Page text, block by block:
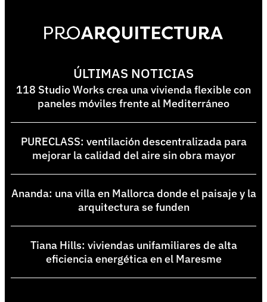
ÚLTIMAS NOTICIAS
118 Studio Works crea una vivienda flexible con
paneles móviles frente al Mediterráneo
PURECLASS: ventilación descentralizada para
mejorar la calidad del aire sin obra mayor
Ananda: una villa en Mallorca donde el paisaje y la
arquitectura se funden
Tiana Hills: viviendas unifamiliares de alta
eficiencia energética en el Maresme